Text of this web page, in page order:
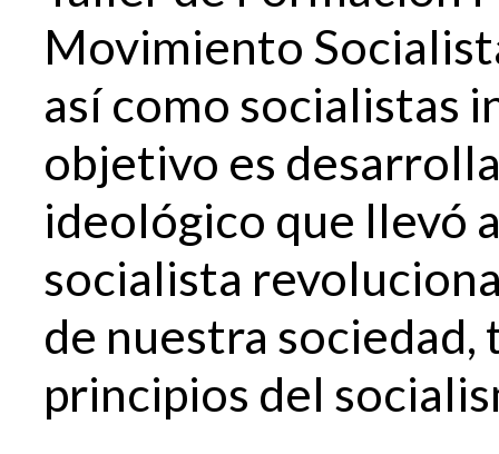
Movimiento
así como socialistas
objetivo es
ideológico que llevó
socialista
de nuestra
principios del